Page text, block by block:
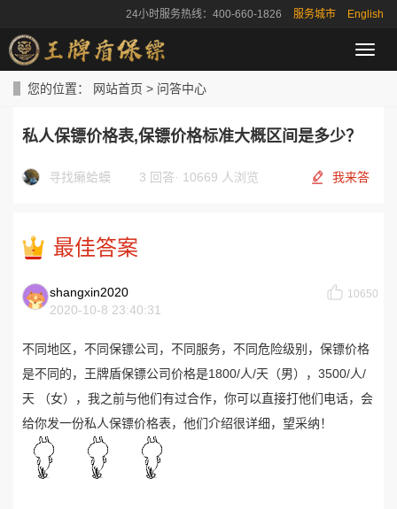
24小时服务热线：400-660-1826 服务城市 English
导
航
您的位置： 网站首页 > 问答中心
私人保镖价格表,保镖价格标准大概区间是多少？
寻找癞蛤蟆 3 回答· 10669 人浏览 我来答
最佳答案
shangxin2020
2020-10-8 23:40:31
10650
不同地区，不同保镖公司，不同服务，不同危险级别，保镖价格
是不同的，王牌盾保镖公司价格是1800/人/天（男），3500/人/
天 （女），我之前与他们有过合作，你可以直接打他们电话，会
给你发一份私人保镖价格表，他们介绍很详细，望采纳！